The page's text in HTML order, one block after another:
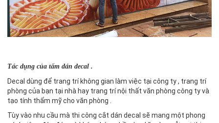
Tác dụng của tấm dán decal .
Decal dùng để trang trí không gian làm việc tại công ty , trang trí
phòng của bạn tại nhà hay trang trí nội thất văn phòng công ty và
tạo tính thẩm mỹ cho văn phòng .
Tùy vào nhu cầu mà thi công cắt dán decal sẽ mang một phong